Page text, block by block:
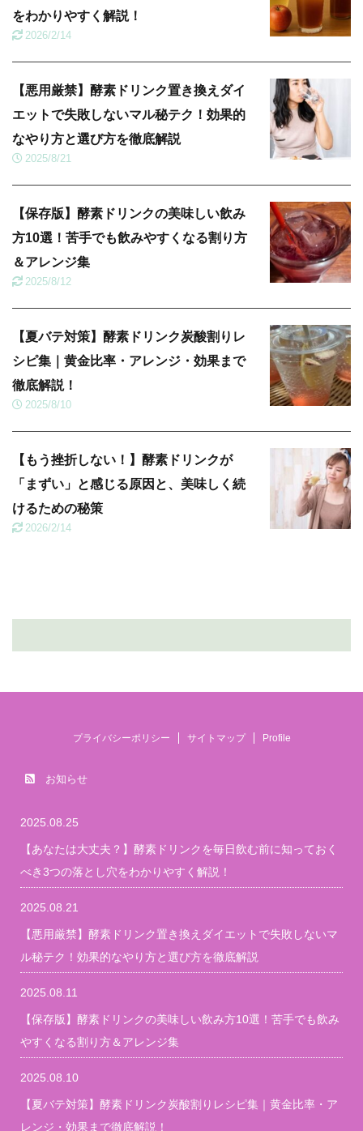
をわかりやすく解説！
2026/2/14
【悪用厳禁】酵素ドリンク置き換えダイ
エットで失敗しないマル秘テク！効果的
なやり方と選び方を徹底解説
2025/8/21
【保存版】酵素ドリンクの美味しい飲み
方10選！苦手でも飲みやすくなる割り方
＆アレンジ集
2025/8/12
【夏バテ対策】酵素ドリンク炭酸割りレ
シピ集｜黄金比率・アレンジ・効果まで
徹底解説！
2025/8/10
【もう挫折しない！】酵素ドリンクが
「まずい」と感じる原因と、美味しく続
けるための秘策
2026/2/14
プライバシーポリシー サイトマップ Profile
お知らせ
2025.08.25
【あなたは大丈夫？】酵素ドリンクを毎日飲む前に知っておく
べき3つの落とし穴をわかりやすく解説！
2025.08.21
【悪用厳禁】酵素ドリンク置き換えダイエットで失敗しないマ
ル秘テク！効果的なやり方と選び方を徹底解説
2025.08.11
【保存版】酵素ドリンクの美味しい飲み方10選！苦手でも飲み
やすくなる割り方＆アレンジ集
2025.08.10
【夏バテ対策】酵素ドリンク炭酸割りレシピ集｜黄金比率・ア
レンジ・効果まで徹底解説！